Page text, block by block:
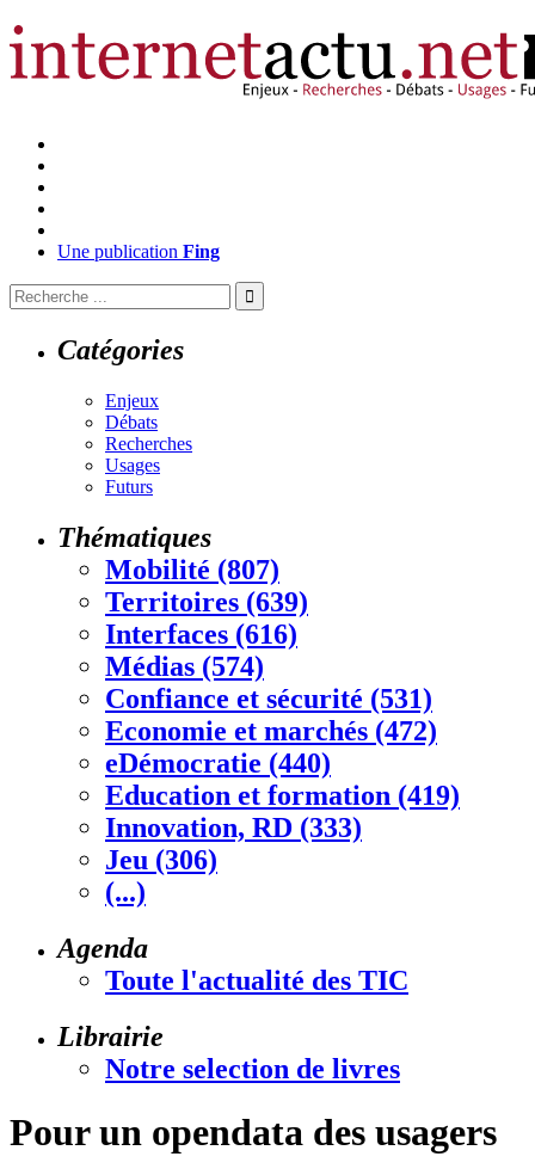
Une publication Fing
Catégories
Enjeux
Débats
Recherches
Usages
Futurs
Thématiques
Mobilité (807)
Territoires (639)
Interfaces (616)
Médias (574)
Confiance et sécurité (531)
Economie et marchés (472)
eDémocratie (440)
Education et formation (419)
Innovation, RD (333)
Jeu (306)
(...)
Agenda
Toute l'actualité des TIC
Librairie
Notre selection de livres
Pour un opendata des usagers